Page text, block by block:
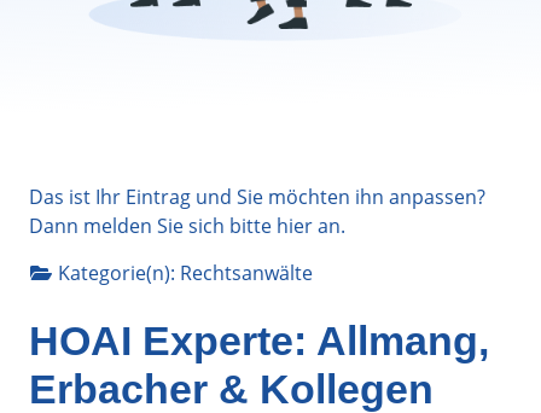
Das ist Ihr Eintrag und Sie möchten ihn anpassen?
Dann melden Sie sich bitte hieran.
Kategorie(n): Rechtsanwälte
HOAI Experte: Allmang,
Erbacher & Kollegen